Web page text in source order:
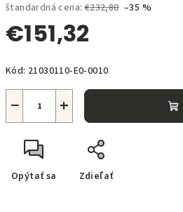
štandardná cena: €232,80 –35 %
€151,32
cena:
Kód: 21030110-E0-0010
+
−
Opýtať sa Zdieľať
R
M
O